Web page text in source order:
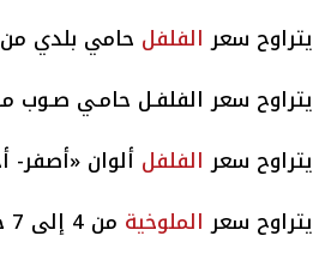
يتراوح سعر الفلفل حامي بلدي من 4 إلى 7
يتراوح سعر الفلفـل حامـي صـوب من 4 إلى 7
يتراوح سعر الفلفل ألوان «أصفر- أحمر-
يتراوح سعر الملوخية من 4 إلى 7 جنيهات.